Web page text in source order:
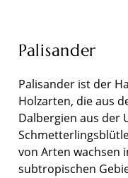
Palisander
Palisander ist der
Holzarten, die aus
Dalbergien aus der
von Arten wachsen
subtropischen